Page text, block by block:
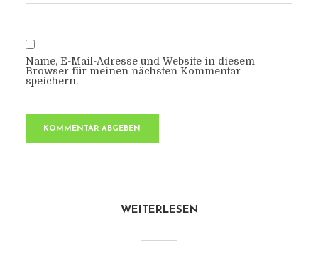
Name, E-Mail-Adresse und Website in diesem
Browser für meinen nächsten Kommentar
speichern.
WEITERLESEN